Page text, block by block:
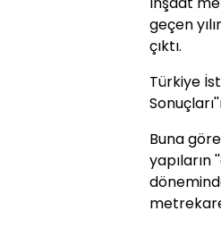
geçen
çıktı.
Türkiye
Buna
yapıların